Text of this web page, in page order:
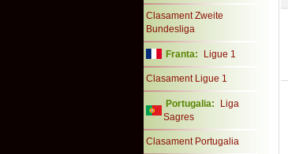
Clasament Zweite
Bundesliga
Franta: Ligue 1
Clasament Ligue 1
Portugalia:
Liga
Sagres
Clasament Portugalia